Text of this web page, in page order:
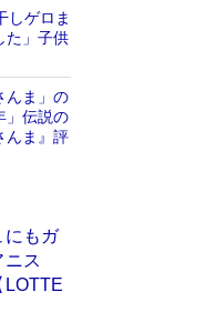
しゲロま
た」子供
んま」の
」伝説の
んま』評
ー1
たマ
で生き
にもガ
ス